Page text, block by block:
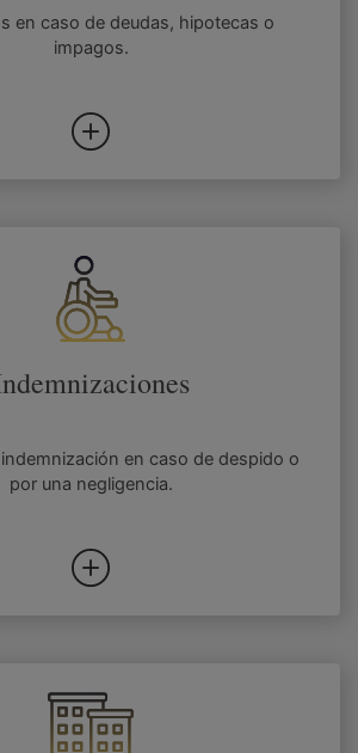
en caso de deudas, hipotecas o
impagos.
en caso de despido o
por una negligencia.